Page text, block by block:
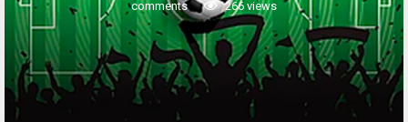
comments
266 views